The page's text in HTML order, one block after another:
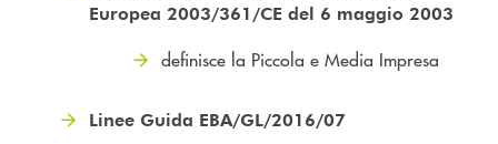
Europea 2003/361/CE del 6 maggio 2003
definisce la Piccola e Media Impresa
Linee Guida EBA/GL/2016/07